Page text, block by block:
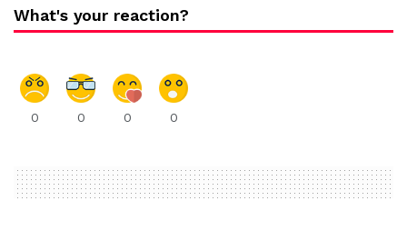
What's your reaction?
0 0 0 0